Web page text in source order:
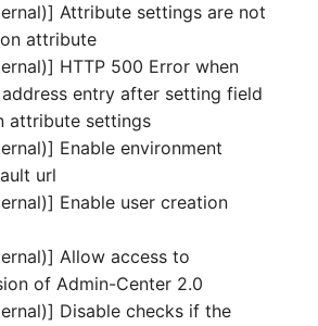
Monitor
Netz
Netzbereiche
Netzwerk-Listener
Telefonanlage
Unterbrechungsfreie
Verteilerkasten
Attribute settings are not
attribute
HTTP 500 Error when
entry after setting field
attribute settings
Enable environment
url
Enable user creation
Allow access to
of Admin-Center 2.0
Disable checks if the